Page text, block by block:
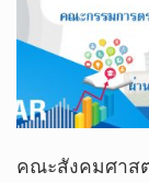
คณะสังคมศาส